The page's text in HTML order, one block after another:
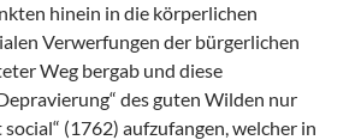
hinein in die körperlichen
Verwerfungen der bürgerlichen
Weg bergab und diese
des guten Wilden nur
(1762) aufzufangen, welcher in